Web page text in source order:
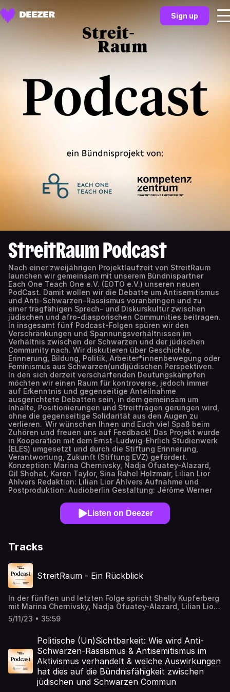
Sign up
StreitRaum Podcast
Nach einer zweijährigen Projektlaufzeit von StreitRaum
launchen wir gemeinsam mit unserem Bündnispartner
Each One Teach One e.V. (EOTO e.V.) unseren neuen
PodCast. Damit wollen wir die Debatte um Antisemitismus
und Anti-Schwarzen-Rassismus voranbringen und zu
einer tragfähigen Sprech- und Diskurskultur zwischen
jüdischen und afro-diasporischen Communities beitragen.
In insgesamt fünf Podcast-Folgen spüren wir den
Verschränkungen und Spannungsverhältnissen im
Verhältnis zwischen der Schwarzen und der jüdischen
Community nach. Wir diskutieren über Geschichte,
Erinnerung, Bildung, Politik, Arbeiter*innenbewegung oder
Feminismus aus Schwarzen(und)jüdischen Perspektiven.
In den sich derzeit verschärfenden Deutungskämpfen
möchten wir einen Raum für kontroverse, jedoch immer
auf Erkenntnis und gegenseitige Anteilnahme
ausgerichtete Debatten sein, in dem gemeinsam um
Inhalte, Positionierungen und Streitfragen gerungen wird,
ohne die gegenseitige Solidarität aus den Augen zu
verlieren. Wir wünschen Ihnen und Euch viel Spaß beim
Zuhören und freuen uns auf Feedback! Das Projekt wurde
in Kooperation mit dem Ernst-Ludwig-Ehrlich Studienwerk
(ELES) umgesetzt und durch die Stiftung Erinnerung,
Verantwortung, Zukunft (Stiftung EVZ) gefördert.
Konzeption: Marina Chernivsky, Nadja Ofuatey-Alazard,
Gil Shohat, Karen Taylor, Sina Rahel Holzmair, Lilian Lior
Ahlvers Redaktion: Lilian Lior Ahlvers Aufnahme und
Postproduktion: Audioberlin Gestaltung: Jérôme Werner
Listen on Deezer
Tracks
StreitRaum - Ein Rückblick
In der fünften und letzten Folge spricht Shelly Kupferberg
mit Marina Chernivsky, Nadja Ofuatey-Alazard, Lilian Lior
Ahlvers und Sina Rahel Holzmair und lässt das nun
abgeschlossene Bündnisprojekt Revue passieren. Welche
Communities in Bezug auf Schwarz-jüdische
Bündnisarbeit festgestellt? Welche Erkenntnisse und
Schnittmengen gab es? Was waren kritische Punkte?
Marina Chernivsky ist Psychologin und
Verhaltenswissenschaftlerin. Sie arbeitet und forscht
zu Antisemitismus und Diskriminierung, ist
Lehrbeauftragte und Bildungsvermittlerin. Sie leitet das
5/11/23 • 35:59
Politische (Un)Sichtbarkeit: Wie wird Anti-
Schwarzen-Rassismus & Antisemitismus im
Aktivismus verhandelt & welche Auswirkungen
hat dies auf die Bündnisfähigkeit zwischen
jüdischen und Schwarzen Commun